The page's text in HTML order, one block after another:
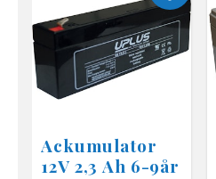
Ackumulator
12V 2,3 Ah 6-9år